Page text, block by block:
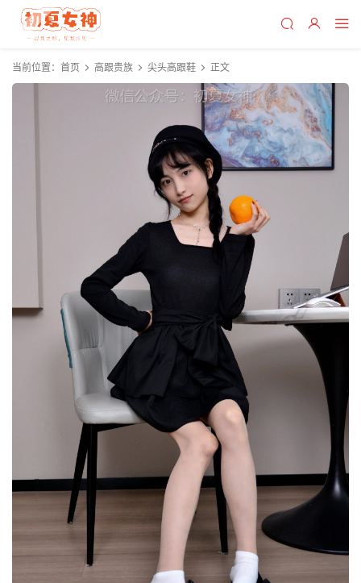
当前位置： 首页 高跟贵族 尖头高跟鞋 正文